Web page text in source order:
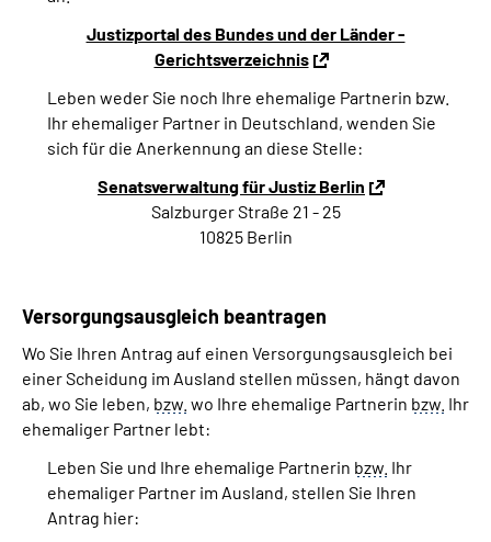
Justizportal des Bundes und der Länder -
Gerichtsverzeichnis
Leben weder Sie noch Ihre ehemalige Partnerin bzw.
Ihr ehemaliger Partner in Deutschland, wenden Sie
sich für die Anerkennung an diese Stelle:
Senatsverwaltung für Justiz Berlin
Salzburger Straße 21 - 25
10825 Berlin
Versorgungsausgleich beantragen
Wo Sie Ihren Antrag auf einen Versorgungsausgleich bei
einer Scheidung im Ausland stellen müssen, hängt davon
ab, wo Sie leben, bzw. wo Ihre ehemalige Partnerin bzw. Ihr
ehemaliger Partner lebt:
Leben Sie und Ihre ehemalige Partnerin bzw. Ihr
ehemaliger Partner im Ausland, stellen Sie Ihren
Antrag hier: